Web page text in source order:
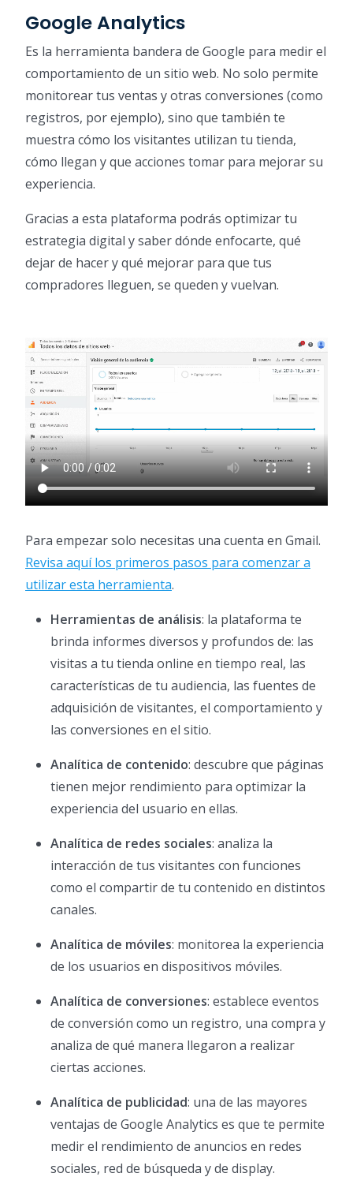
Google Analytics
Es la herramienta bandera de Google para medir el
comportamiento de un sitio web. No solo permite
monitorear tus ventas y otras conversiones (como
registros, por ejemplo), sino que también te
muestra cómo los visitantes utilizan tu tienda,
cómo llegan y que acciones tomar para mejorar su
experiencia.
Gracias a esta plataforma podrás optimizar tu
estrategia digital y saber dónde enfocarte, qué
dejar de hacer y qué mejorar para que tus
compradores lleguen, se queden y vuelvan.
Para empezar solo necesitas una cuenta en Gmail.
Revisa aquí los primeros pasos para comenzar a
utilizar esta herramienta.
Herramientas de análisis: la plataforma te
brinda informes diversos y profundos de: las
visitas a tu tienda online en tiempo real, las
características de tu audiencia, las fuentes de
adquisición de visitantes, el comportamiento y
las conversiones en el sitio.
Analítica de contenido: descubre que páginas
tienen mejor rendimiento para optimizar la
experiencia del usuario en ellas.
Analítica de redes sociales: analiza la
interacción de tus visitantes con funciones
como el compartir de tu contenido en distintos
canales.
Analítica de móviles: monitorea la experiencia
de los usuarios en dispositivos móviles.
Analítica de conversiones: establece eventos
de conversión como un registro, una compra y
analiza de qué manera llegaron a realizar
ciertas acciones.
Analítica de publicidad: una de las mayores
ventajas de Google Analytics es que te permite
medir el rendimiento de anuncios en redes
sociales, red de búsqueda y de display.